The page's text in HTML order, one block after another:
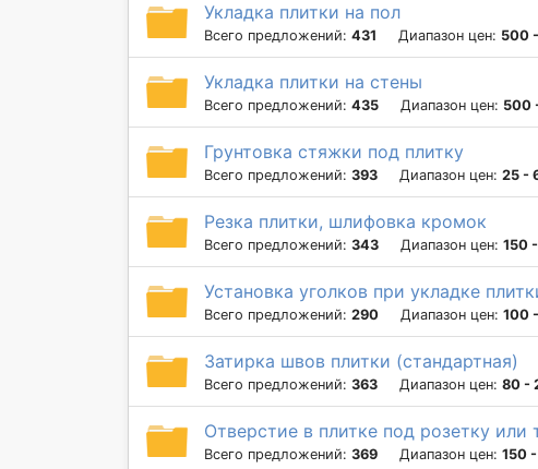
Укладка плитки на пол
Всего предложений: 431 Диапазон цен: 500
Укладка плитки на стены
Всего предложений: 435 Диапазон цен: 500
Грунтовка стяжки под плитку
Всего предложений: 393 Диапазон цен: 25 -
Резка плитки, шлифовка кромок
Всего предложений: 343 Диапазон цен: 150
Установка уголков при укладке
Всего предложений: 290 Диапазон цен: 100
Затирка швов плитки (стандартная)
Всего предложений: 363 Диапазон цен: 80 -
Отверстие в плитке под розетку или
Всего предложений: 369 Диапазон цен: 150